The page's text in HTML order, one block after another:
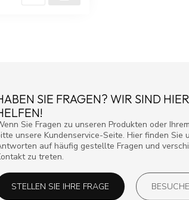
SIE FRAGEN? WIR SIND
Sie Fragen zu unseren Produkten oder
unsere Kundenservice-Seite. Hier finden Sie
auf häufig gestellte Fragen und
zu treten.
STELLEN SIE IHRE FRAGE